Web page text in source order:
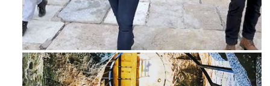
Feb 16